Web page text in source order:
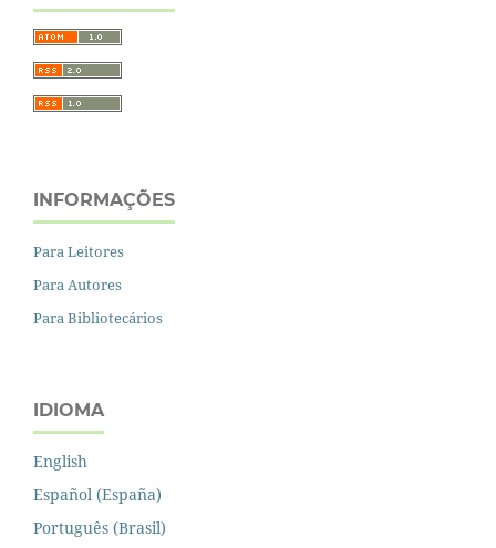
INFORMAÇÕES
Para Leitores
Para Autores
Para Bibliotecários
IDIOMA
English
Español (España)
Português (Brasil)